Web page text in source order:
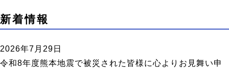
こ
こ
ら
新着情報
2026年7月29日
令和8年度熊本地震で被災された皆様に心よりお見舞い申